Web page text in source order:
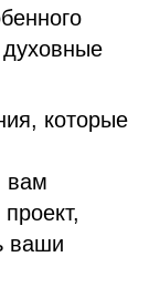
которые
вам
ваши